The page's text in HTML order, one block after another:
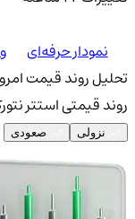
نمودار حرفه‌ای
تحلیل روند قیمت
روند قیمتی استتر
نزولی صعودی